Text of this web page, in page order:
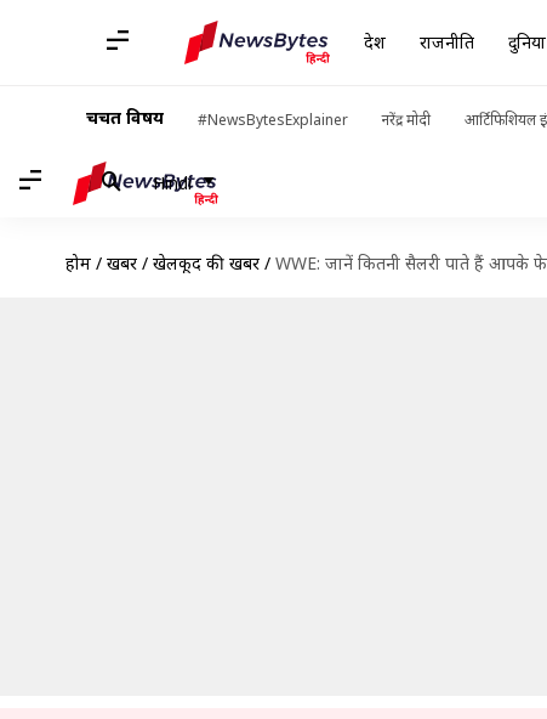
देश राजनीति दुनिया
चर्चित विषय #NewsBytesExplainer नरेंद्र मोदी आर्टिफिशियल
Hindi
होम / खबरें / खेलकूद की खबरें / WWE: जानें कितनी सैलरी पाते हैं आपके